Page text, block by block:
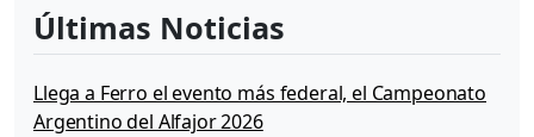
Últimas Noticias
Llega a Ferro el evento más federal, el Campeonato
Argentino del Alfajor 2026